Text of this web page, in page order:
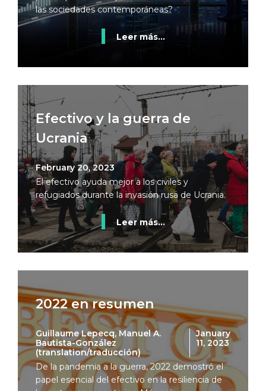
las sociedades contemporáneas?
Leer más...
Efectivo y la guerra de
Ucrania
February 20, 2023
El efectivo ayuda mejor a los civiles y
refugiados durante la invasión rusa de Ucrania.
Leer más...
2022 en resumen
Guillaume Lepecq, Manuel A.
Bautista-González
(translation/traducción)
January
11, 2023
De la pandemia a la guerra, 2022 demostró el
papel esencial del efectivo en la resiliencia de